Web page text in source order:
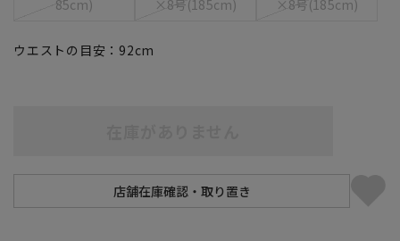
85cm)
×8号(185cm)
×8号(185cm)
ウエストの目安： 92cm